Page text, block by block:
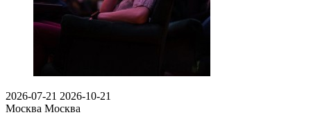
2026-07-21 2026-10-21
Москва Москва